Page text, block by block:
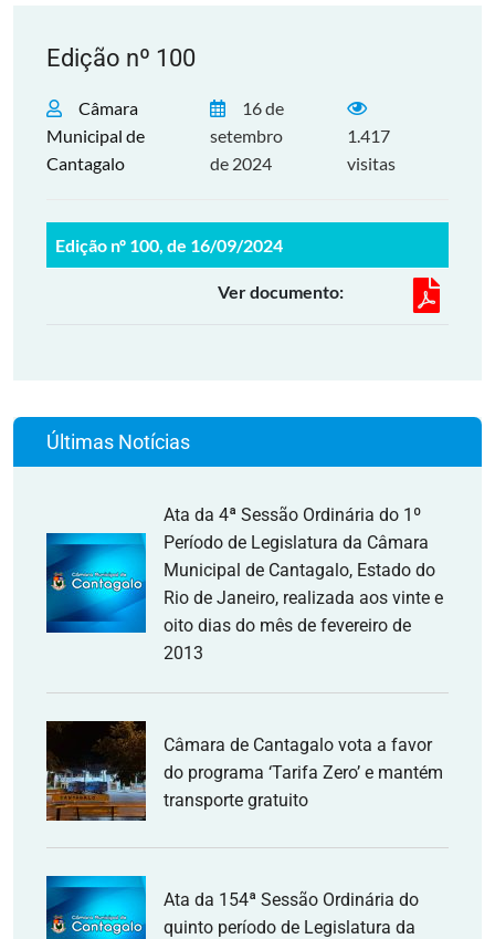
Edição nº 100
Câmara
Municipal de
Cantagalo
16 de
setembro
de 2024
1.417
visitas
Edição nº 100, de 16/09/2024
Ver documento:
Últimas Notícias
Ata da 4ª Sessão Ordinária do 1º
Período de Legislatura da Câmara
Municipal de Cantagalo, Estado do
Rio de Janeiro, realizada aos vinte e
oito dias do mês de fevereiro de
2013
Câmara de Cantagalo vota a favor
do programa ‘Tarifa Zero’ e mantém
transporte gratuito
Ata da 154ª Sessão Ordinária do
quinto período de Legislatura da